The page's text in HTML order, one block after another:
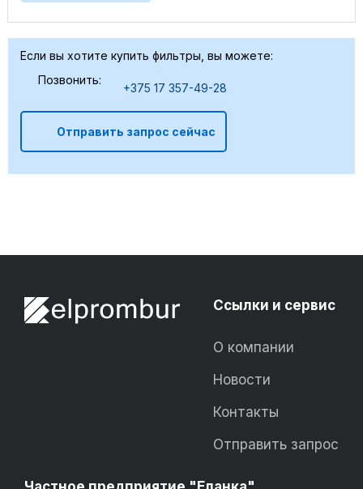
Если вы хотите купить фильтры, вы можете:
Позвонить:
+375 17 357-49-28
Отправить запрос сейчас
Ссылки и сервис
О компании
Новости
Контакты
Отправить запрос